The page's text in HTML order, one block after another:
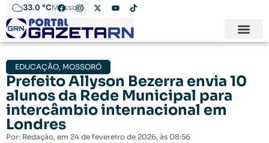
33.0 °CMossoró
EDUCAÇÃO, MOSSORÓ
Prefeito Allyson Bezerra envia 10
alunos da Rede Municipal para
intercâmbio internacional em
Londres
Por: Redação, em 24 de fevereiro de 2026, às 08:56